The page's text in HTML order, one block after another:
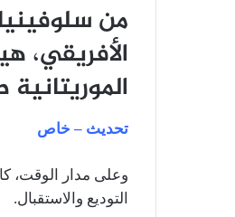
من
الأفريقي،
الموريتانية
تحديث – خاص
وعلى مدار الوقت،
التوديع والاستقبال.